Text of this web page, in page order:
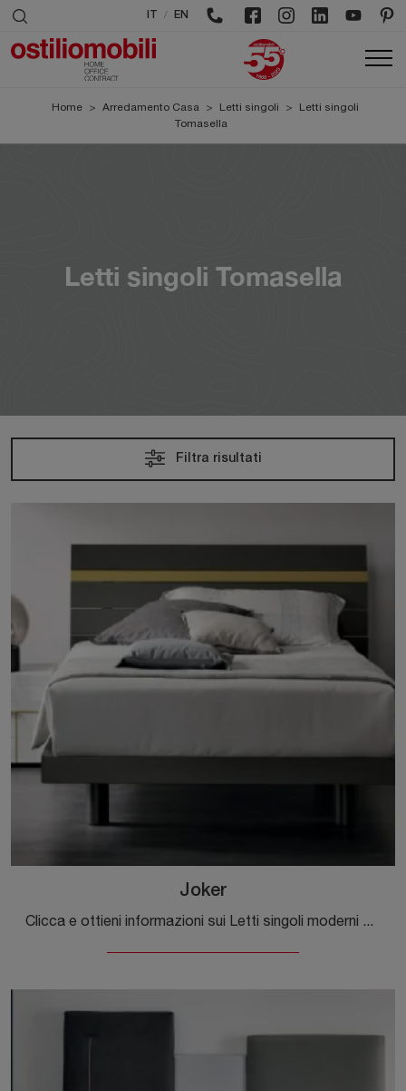
/ EN
Home > Arredamento Casa > Letti singoli >
Letti singoli
Tomasella
Letti singoli Tomasella
Filtra risultati
Joker
Clicca e ottieni informazioni sui Letti singoli moderni di Tomasella! Il modello Joker in melaminico ti attende.